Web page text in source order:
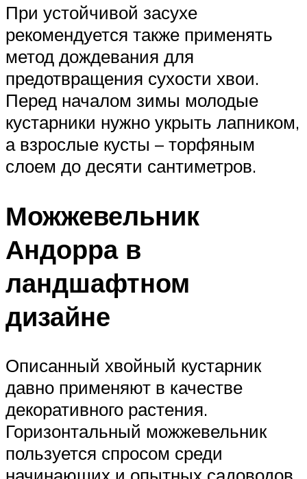
При устойчивой засухе
рекомендуется также применять
метод дождевания для
предотвращения сухости хвои.
Перед началом зимы молодые
кустарники нужно укрыть лапником,
а взрослые кусты – торфяным
слоем до десяти сантиметров.
Можжевельник
Андорра в
ландшафтном
дизайне
Описанный хвойный кустарник
давно применяют в качестве
декоративного растения.
Горизонтальный можжевельник
пользуется спросом среди